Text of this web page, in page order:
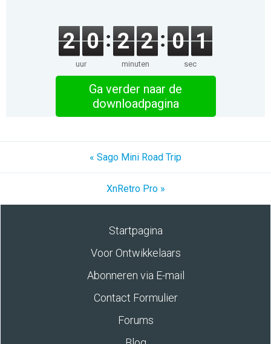
2 0
uur
2 2
minuten
0 1
sec
Ga verder naar de
downloadpagina
« Sago Mini Road Trip
XnRetro Pro »
Startpagina
Voor Ontwikkelaars
Abonneren via E-mail
Contact Formulier
Forums